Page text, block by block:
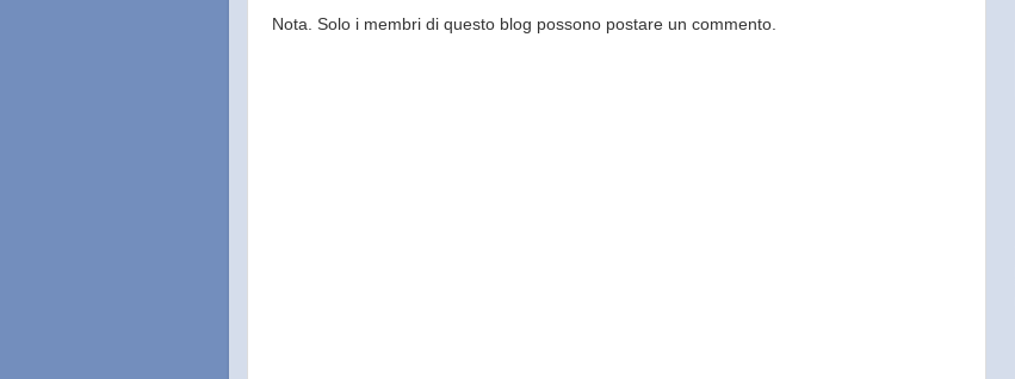
Nota. Solo i membri di questo blog possono postare un commento.